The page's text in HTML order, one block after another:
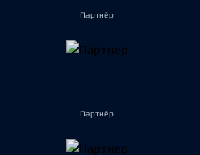
Партнёр
Партнёр